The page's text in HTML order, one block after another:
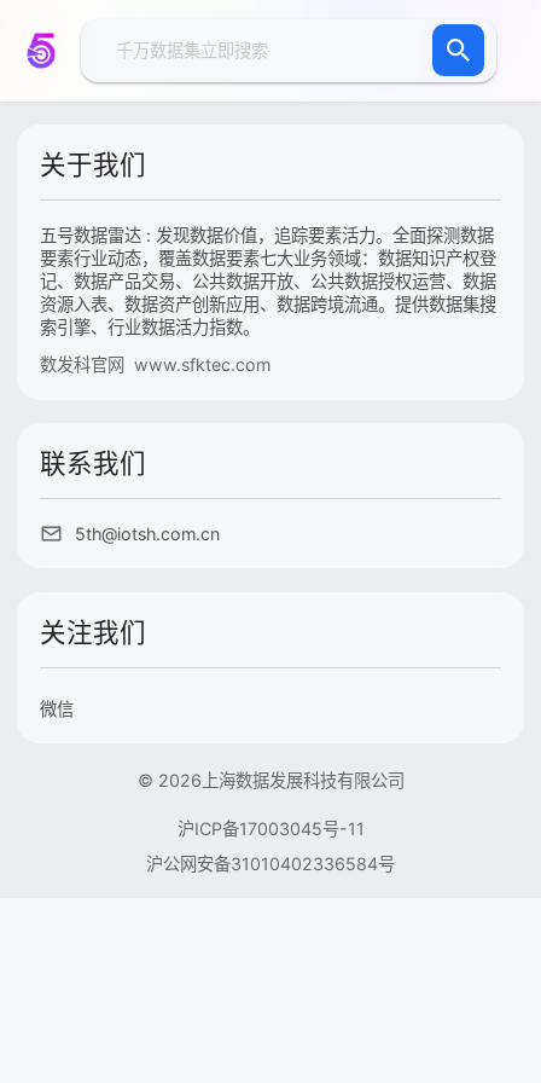
关于我们
五号数据雷达 : 发现数据价值，追踪要素活力。全面探测数据
要素行业动态，覆盖数据要素七大业务领域：数据知识产权登
记、数据产品交易、公共数据开放、公共数据授权运营、数据
资源入表、数据资产创新应用、数据跨境流通。提供数据集搜
索引擎、行业数据活力指数。
数发科官网 www.sfktec.com
联系我们
5th@iotsh.com.cn
关注我们
微信
© 2026上海数据发展科技有限公司
沪ICP备17003045号-11
沪公网安备31010402336584号